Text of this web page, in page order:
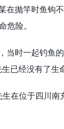
在抛竿时鱼钩
危险。
当时一起钓鱼
已经没有了生
在位于四川南